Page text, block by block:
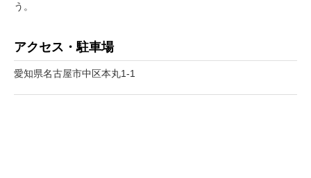
う。
アクセス・駐車場
愛知県名古屋市中区本丸1-1